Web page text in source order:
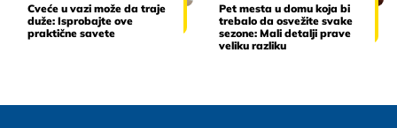
Cveće u vazi može da traje
duže: Isprobajte ove
praktične savete
Pet mesta u domu koja bi
trebalo da osvežite svake
sezone: Mali detalji prave
veliku razliku